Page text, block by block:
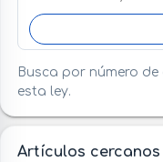
Busca por número
esta ley.
Artículos cercanos